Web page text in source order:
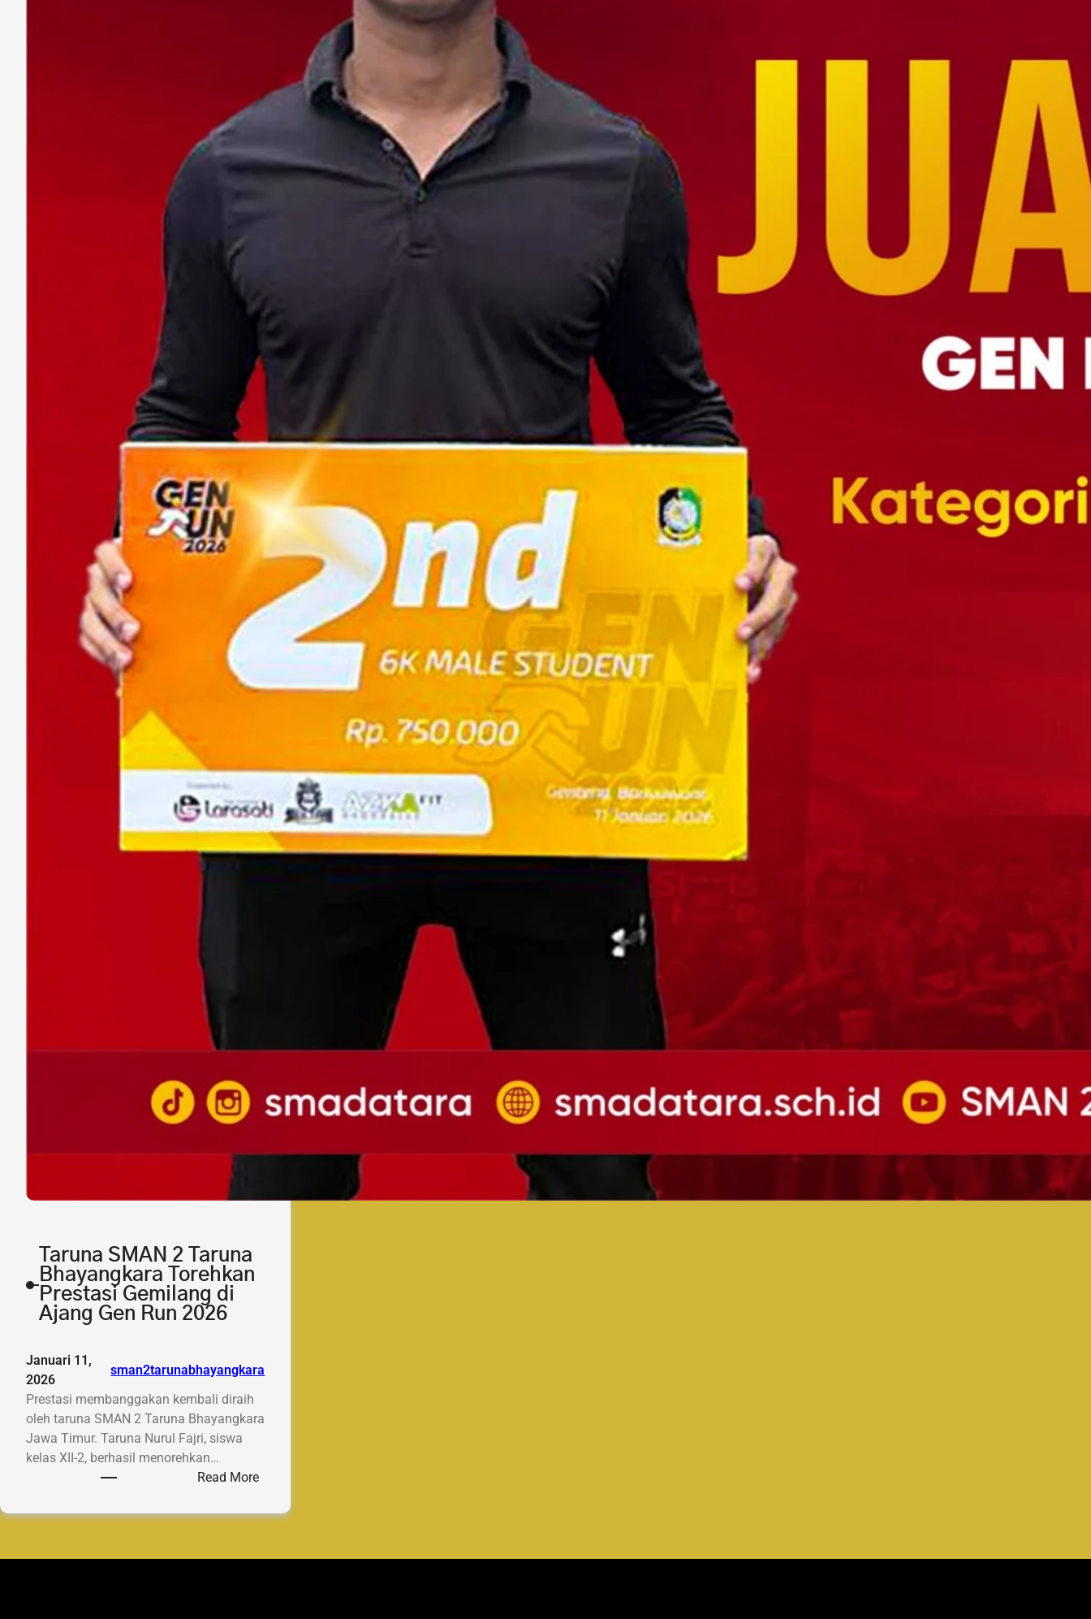
Taruna SMAN 2 Taruna
Bhayangkara Torehkan
Prestasi Gemilang di
Ajang Gen Run 2026
Januari 11,
2026
sman2tarunabhayangkara
Prestasi membanggakan kembali diraih
oleh taruna SMAN 2 Taruna Bhayangkara
Jawa Timur. Taruna Nurul Fajri, siswa
kelas XII-2, berhasil menorehkan…
Read More:
SMAN